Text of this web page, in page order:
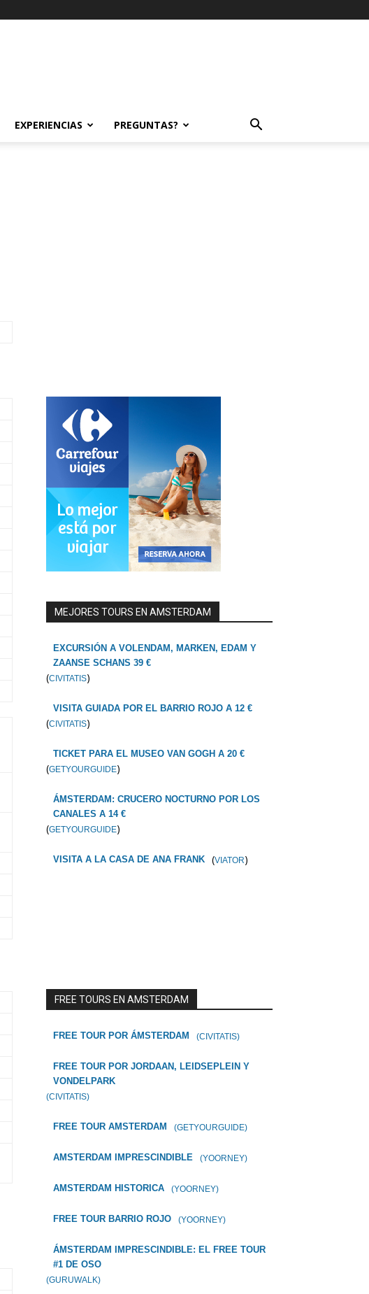
EXPERIENCIAS PREGUNTAS?
MEJORES TOURS EN AMSTERDAM
EXCURSIÓN A VOLENDAM, MARKEN, EDAM Y
ZAANSE SCHANS 39 €
(CIVITATIS)
VISITA GUIADA POR EL BARRIO ROJO A 12 €
(CIVITATIS)
TICKET PARA EL MUSEO VAN GOGH A 20 €
(GETYOURGUIDE)
ÁMSTERDAM: CRUCERO NOCTURNO POR LOS
CANALES A 14 €
(GETYOURGUIDE)
VISITA A LA CASA DE ANA FRANK (VIATOR)
FREE TOURS EN AMSTERDAM
FREE TOUR POR ÁMSTERDAM (CIVITATIS)
FREE TOUR POR JORDAAN, LEIDSEPLEIN Y
VONDELPARK
(CIVITATIS)
FREE TOUR AMSTERDAM (GETYOURGUIDE)
AMSTERDAM IMPRESCINDIBLE (YOORNEY)
AMSTERDAM HISTORICA (YOORNEY)
FREE TOUR BARRIO ROJO (YOORNEY)
ÁMSTERDAM IMPRESCINDIBLE: EL FREE TOUR
#1 DE OSO
(GURUWALK)